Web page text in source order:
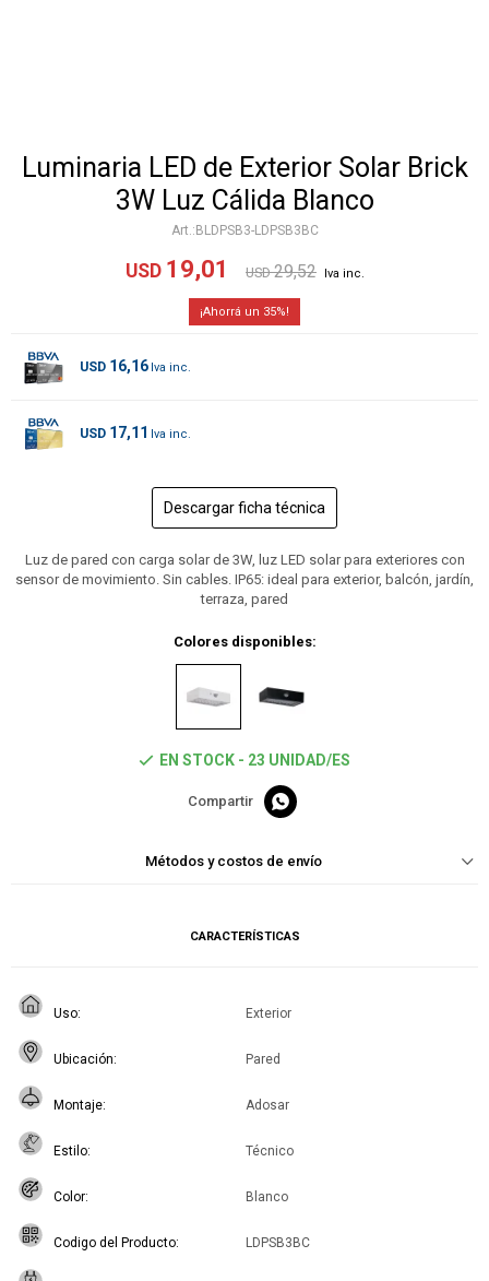
Luminaria LED de Exterior Solar Brick
3W Luz Cálida Blanco
BLDPSB3-LDPSB3BC
USD 19,01 USD 29,52
35
USD 16,16
USD 17,11
Descargar ficha técnica
Luz de pared con carga solar de 3W, luz LED solar para exteriores con
sensor de movimiento. Sin cables. IP65: ideal para exterior, balcón, jardín,
terraza, pared
Colores disponibles:
EN STOCK - 23 UNIDAD/ES

Métodos y costos de envío
CARACTERÍSTICAS
Uso Exterior
Ubicación Pared
Montaje Adosar
Estilo Técnico
Color Blanco
Codigo del Producto LDPSB3BC